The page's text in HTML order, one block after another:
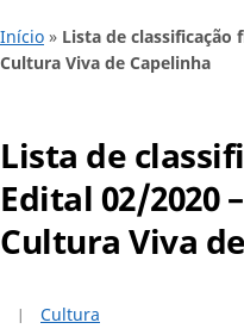
Início » Lista de classificação
Cultura Viva de Capelinha
Lista de
Edital 02/2020
Cultura Viva
Cultura